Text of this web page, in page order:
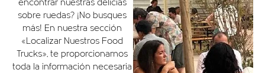
encontrar nuestras delicias
sobre ruedas? ¡No busques
más! En nuestra sección
«Localizar Nuestros Food
Trucks», te proporcionamos
toda la información necesaria